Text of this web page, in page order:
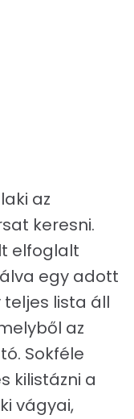
az
keresni.
elfoglalt
egy adott
lista áll
az
Sokféle
kilistázni a
vágyai,